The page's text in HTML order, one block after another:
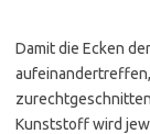
Damit die Ecken
Kunststoff wird